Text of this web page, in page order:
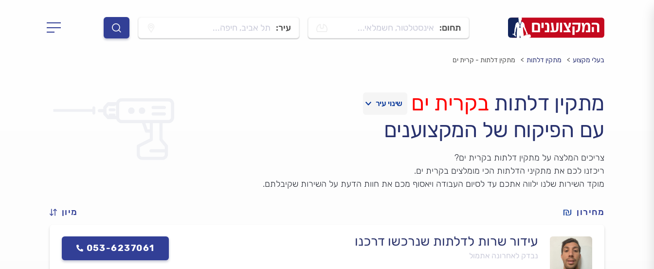
תחום: אינסטלטור, חשמלאי... עיר: תל אביב, חיפה...
בעלי מקצוע מתקין דלתות מתקין דלתות - קרית ים
מתקין דלתות בקרית ים
עם הפיקוח של המקצוענים
צריכים המלצה על מתקין דלתות בקרית ים?
ריכזנו לכם את מתקיני הדלתות הכי מומלצים בקרית ים.
מוקד השירות שלנו ילווה אתכם עד לסיום העבודה ויאסוף מכם את חוות הדעת על השירות שקיבלתם.
מחירון מיון
עידור שרות לדלתות שנרכשו דרכנו
נבדק לאחרונה אתמול
053-6237061